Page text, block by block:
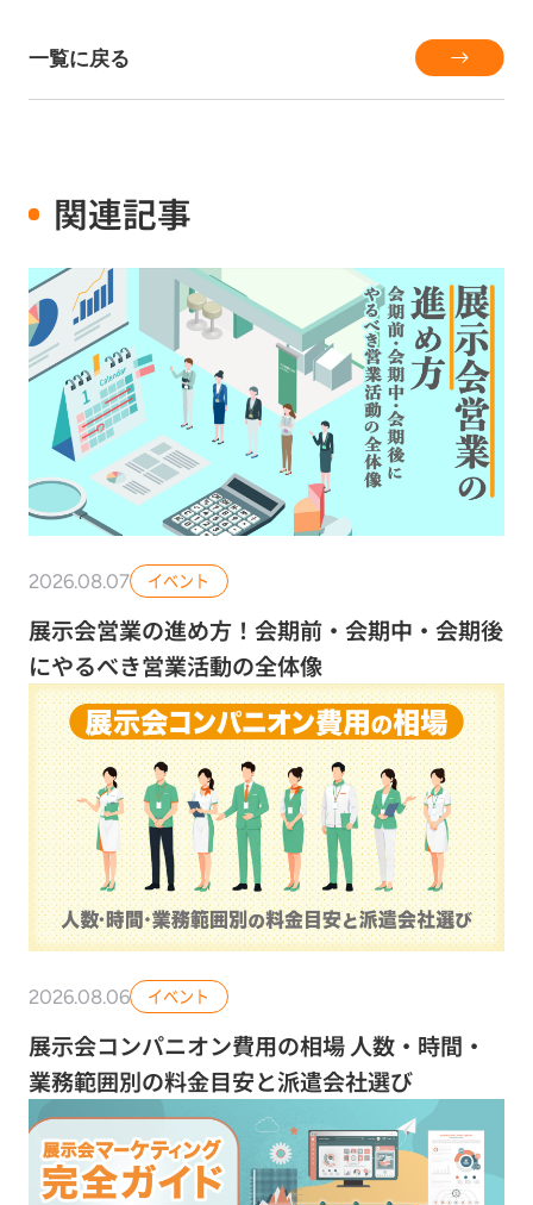
一覧に戻る
関連記事
2026.08.07 イベント
展示会営業の進め方！会期前・会期中・会期後
にやるべき営業活動の全体像
2026.08.06 イベント
展示会コンパニオン費用の相場 人数・時間・
業務範囲別の料金目安と派遣会社選び